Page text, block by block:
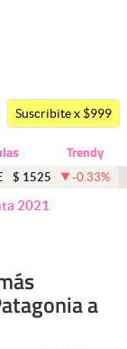
Suscribite x $999
Trendy
$ 1525 -0.33%
2021
a